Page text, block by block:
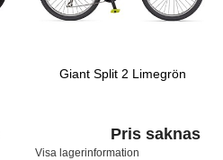
Giant Split 2 Limegrön
Pris saknas
Visa lagerinformation